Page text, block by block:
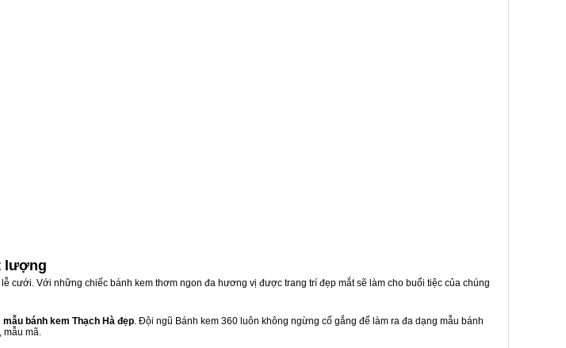
lượng
cưới. Với những chiếc bánh kem thơm ngon đa hương vị được trang trí đẹp mắt sẽ làm cho buổi tiệc của chúng
mẫu bánh kem Thạch Hà đẹp. Đội ngũ Bánh kem 360 luôn không ngừng cố gắng để làm ra đa dạng mẫu bánh
mẫu mã.